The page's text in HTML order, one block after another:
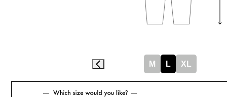
M L XL